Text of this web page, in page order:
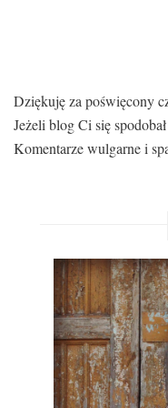
Dziękuję za poświęcony
Jeżeli blog Ci się
Komentarze wulgarne i